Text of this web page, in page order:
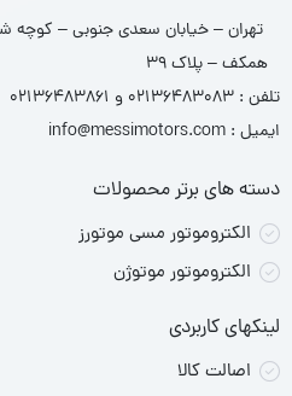
تهران – خیابان سعدی جنوبی – کوچه
همکف – پلاک 39
تلفن : 02136483083 و 02136483861
ایمیل : info@messimotors.com
دسته های برتر محصولات
الکتروموتور مسی موتورز
الکتروموتور موتوژن
لینکهای کاربردی
اصالت کالا